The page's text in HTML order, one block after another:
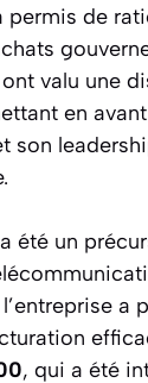
permis de
valu une
en
son
été un
a
, qui a été